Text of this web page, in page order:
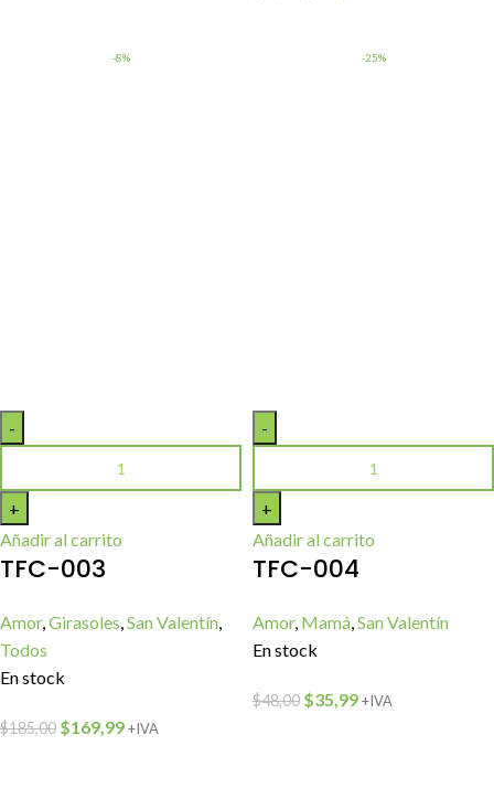
-8%
Añadir al carrito
TFC-003
Amor,Girasoles,San Valentín,
Todos
En stock
$185,00 $169,99+IVA
-25%
Añadir al carrito
TFC-004
Amor, Mamá,San Valentín
En stock
$48,00 $35,99+IVA